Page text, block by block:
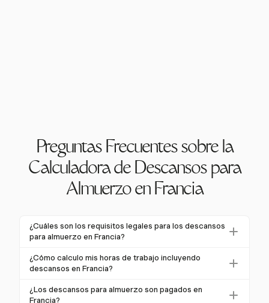
Preguntas Frecuentes sobre la
Calculadora de Descansos para
Almuerzo en Francia
¿Cuáles son los requisitos legales para los descansos
para almuerzo en Francia?
En Francia, la ley exige un descanso mínimo de 20
minutos para adultos después de seis horas de
horas. Estos descansos son típicamente no
¿Cómo calculo mis horas de trabajo incluyendo
descansos en Francia?
Para calcular las horas de trabajo incluyendo
descansos, registra el tiempo total trabajado y
¿Los descansos para almuerzo son pagados en
Francia?